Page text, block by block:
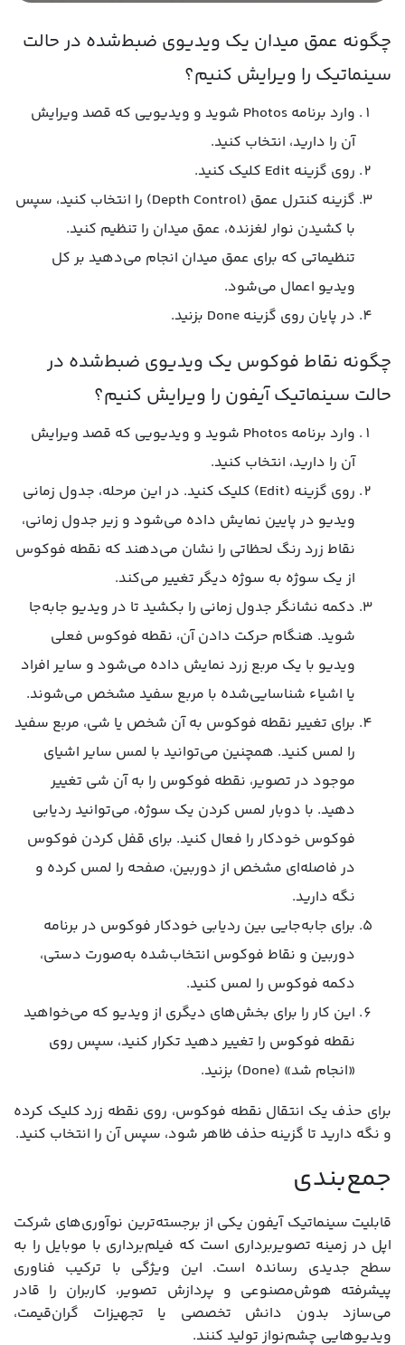
چگونه عمق میدان یک ویدیوی ضبط‌شده در حالت
سینماتیک را ویرایش کنیم؟
وارد برنامه Photos شوید و ویدیویی که قصد ویرایش
آن را دارید، انتخاب کنید.
روی گزینه Edit کلیک کنید.
گزینه کنترل عمق (Depth Control) را انتخاب کنید، سپس
با کشیدن نوار لغزنده، عمق میدان را تنظیم کنید.
تنظیماتی که برای عمق میدان انجام می‌دهید بر کل
ویدیو اعمال می‌شود.
در پایان روی گزینه Done بزنید.
چگونه نقاط فوکوس یک ویدیوی ضبط‌شده در
حالت سینماتیک آیفون را ویرایش کنیم؟
وارد برنامه Photos شوید و ویدیویی که قصد ویرایش
آن را دارید، انتخاب کنید.
روی گزینه (Edit) کلیک کنید. در این مرحله، جدول زمانی
ویدیو در پایین نمایش داده می‌شود و زیر جدول زمانی،
نقاط زرد رنگ لحظاتی را نشان می‌دهند که نقطه فوکوس
از یک سوژه به سوژه دیگر تغییر می‌کند.
دکمه نشانگر جدول زمانی را بکشید تا در ویدیو جابه‌جا
شوید. هنگام حرکت دادن آن، نقطه فوکوس فعلی
ویدیو با یک مربع زرد نمایش داده می‌شود و سایر افراد
یا اشیاء شناسایی‌شده با مربع سفید مشخص می‌شوند.
برای تغییر نقطه فوکوس به آن شخص یا شی، مربع سفید
را لمس کنید. همچنین می‌توانید با لمس سایر اشیای
موجود در تصویر، نقطه فوکوس را به آن شی تغییر
دهید. با دوبار لمس کردن یک سوژه، می‌توانید ردیابی
فوکوس خودکار را فعال کنید. برای قفل کردن فوکوس
در فاصله‌ای مشخص از دوربین، صفحه را لمس کرده و
نگه دارید.
برای جابه‌جایی بین ردیابی خودکار فوکوس در برنامه
دوربین و نقاط فوکوس انتخاب‌شده به‌صورت دستی،
دکمه فوکوس را لمس کنید.
این کار را برای بخش‌های دیگری از ویدیو که می‌خواهید
نقطه فوکوس را تغییر دهید تکرار کنید، سپس روی
«انجام شد» (Done) بزنید.
برای حذف یک انتقال نقطه فوکوس، روی نقطه زرد کلیک کرده
و نگه دارید تا گزینه حذف ظاهر شود، سپس آن را انتخاب کنید.
جمع‌بندی
قابلیت سینماتیک آیفون یکی از برجسته‌ترین نوآوری‌های شرکت
اپل در زمینه تصویربرداری است که فیلم‌برداری با موبایل را به
سطح جدیدی رسانده است. این ویژگی با ترکیب فناوری
پیشرفته هوش‌مصنوعی و پردازش تصویر، کاربران را قادر
می‌سازد بدون دانش تخصصی یا تجهیزات گران‌قیمت،
ویدیوهایی چشم‌نواز تولید کنند.